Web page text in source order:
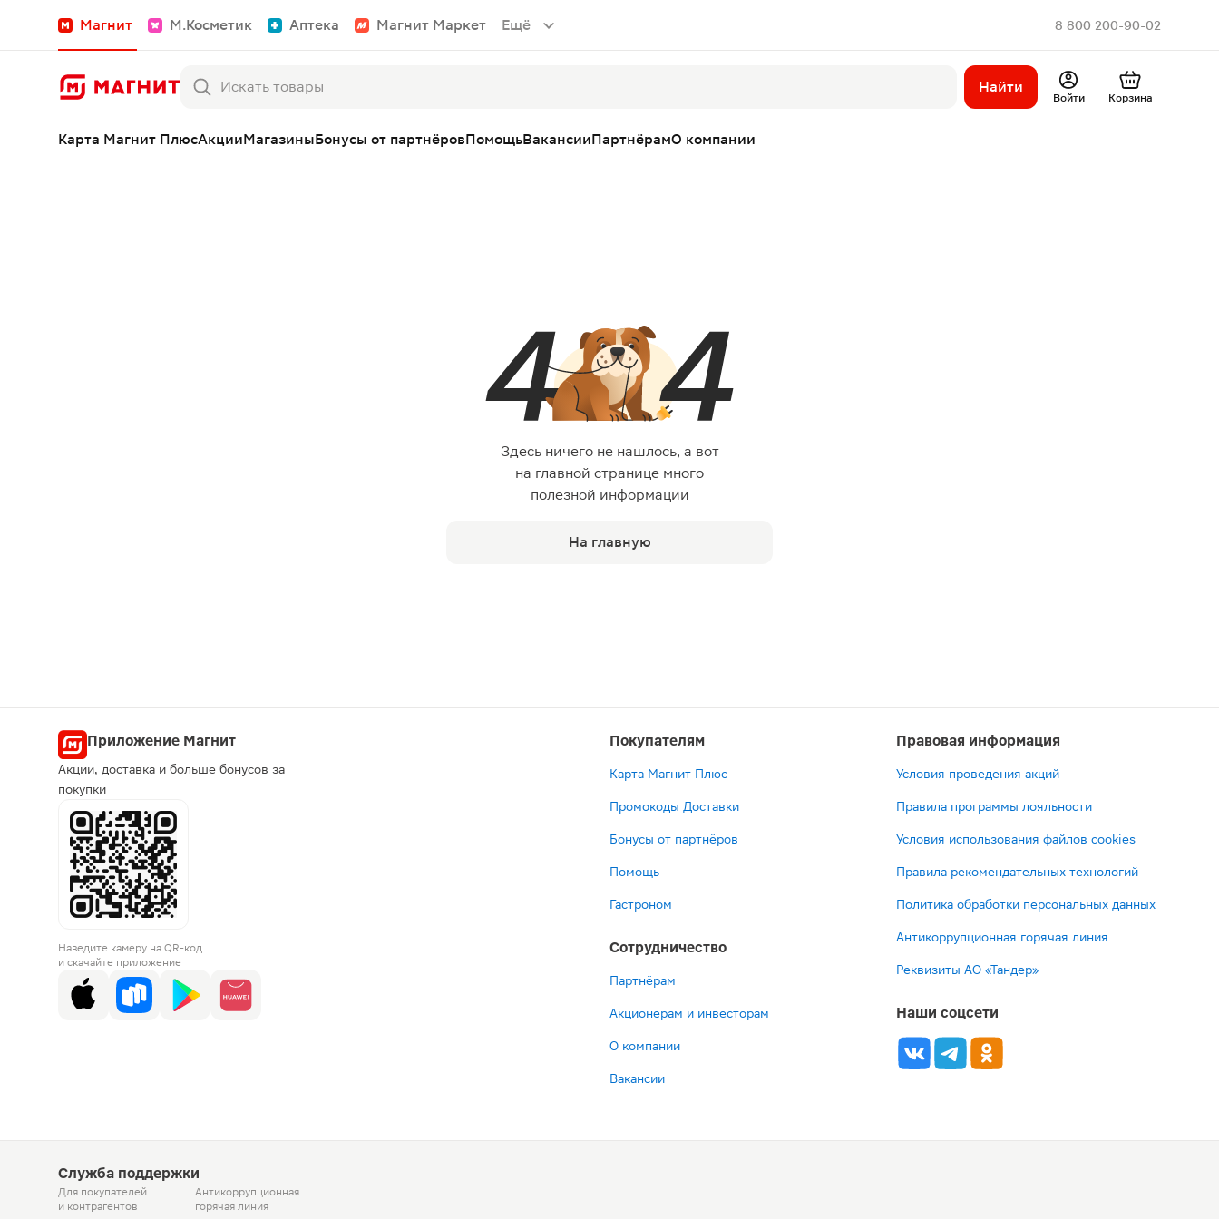
Магнит М.Косметик Аптека Магнит Маркет Ещё 8 800 200-90-02
Найти
Войти Корзина
Карта Магнит ПлюсАкцииМагазиныБонусы от партнёровПомощьВакансииПартнёрамО компании
Здесь ничего не нашлось, а вот
на главной странице много
полезной информации
На главную
Приложение Магнит
Акции, доставка и больше бонусов за
покупки
Наведите камеру на QR-код
и скачайте приложение
Покупателям
Карта Магнит Плюс
Промокоды Доставки
Бонусы от партнёров
Помощь
Гастроном
Сотрудничество
Партнёрам
Акционерам и инвесторам
О компании
Вакансии
Правовая информация
Условия проведения акций
Правила программы лояльности
Условия использования файлов cookies
Правила рекомендательных технологий
Политика обработки персональных данных
Антикоррупционная горячая линия
Реквизиты АО «Тандер»
Наши соцсети
Служба поддержки
Для покупателей
и контрагентов
Антикоррупционная
горячая линия